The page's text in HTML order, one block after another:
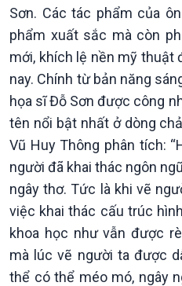
Văn hoá & Du lịch
Tin Văn hoá & Du lịch
Chát với người nổi tiếng
Câu chuyện Thể thao
Sơn. Các tác phẩm của
phẩm xuất sắc mà còn
mới, khích lệ nền mỹ thuật
nay. Chính từ bản năng
họa sĩ Đỗ Sơn được công
tên nổi bật nhất ở dòng
Vũ Huy Thông phân tích:
người đã khai thác ngôn
ngây thơ. Tức là khi vẽ
việc khai thác cấu trúc
khoa học như vẫn được
mà lúc vẽ người ta được
thể có thể méo mó, ngây